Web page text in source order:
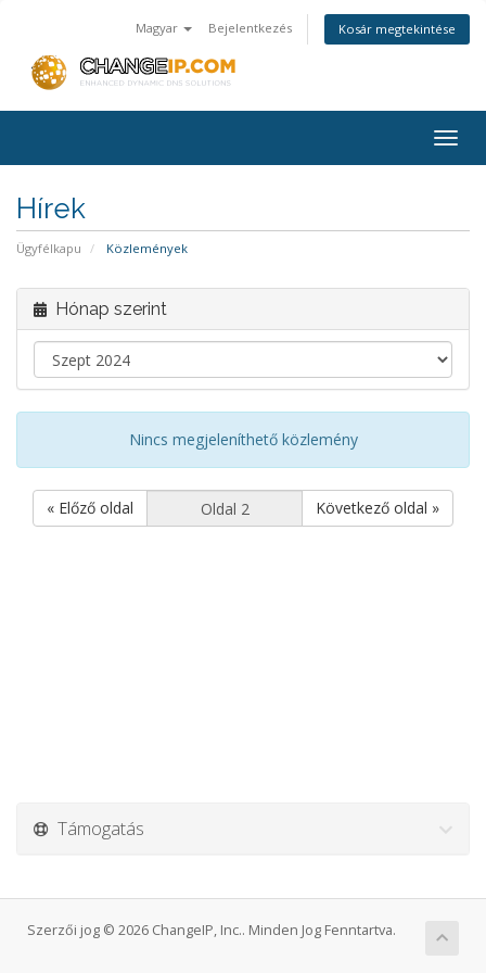
Magyar Bejelentkezés Kosár megtekintése
Hírek
Ügyfélkapu Közlemények
Hónap szerint
Nincs megjeleníthető közlemény
« Előző oldal Következő oldal »
Támogatás
Szerzői jog © 2026 ChangeIP, Inc.. Minden Jog Fenntartva.